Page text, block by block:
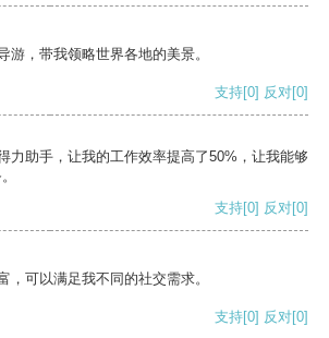
游，带我领略世界各地的美景。
支持[0] 反对[0]
力助手，让我的工作效率提高了50%，让我能够
支持[0] 反对[0]
，可以满足我不同的社交需求。
支持[0] 反对[0]